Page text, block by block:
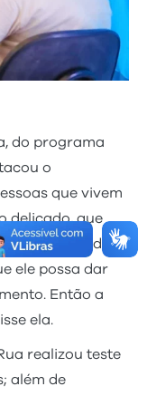
do programa
o
que vivem
delicado, que
relação de
ele possa dar
Então a
ela.
realizou teste
além de